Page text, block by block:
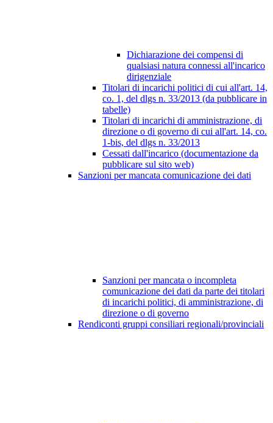
Dichiarazione dei compensi di
qualsiasi natura connessi all'incarico
dirigenziale
Titolari di incarichi politici di cui all'art. 14,
co. 1, del dlgs n. 33/2013 (da pubblicare in
tabelle)
Titolari di incarichi di amministrazione, di
direzione o di governo di cui all'art. 14, co.
1-bis, del dlgs n. 33/2013
Cessati dall'incarico (documentazione da
pubblicare sul sito web)
Sanzioni per mancata comunicazione dei dati
Sanzioni per mancata o incompleta
comunicazione dei dati da parte dei titolari
di incarichi politici, di amministrazione, di
direzione o di governo
Rendiconti gruppi consiliari regionali/provinciali